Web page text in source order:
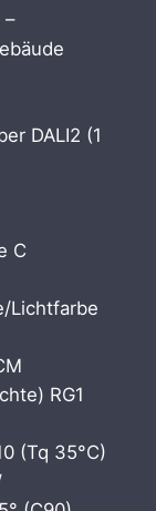
–
DALI2 (1
C
Lichtfarbe
RG1
(Tq 35°C)